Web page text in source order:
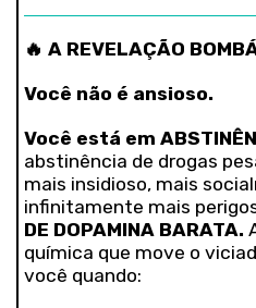
🔥 A REVELAÇÃO
Você não é ansioso.
Você está em
abstinência de drogas
mais insidioso, mais
infinitamente mais
DE DOPAMINA BARATA.
química que move o
você quando: